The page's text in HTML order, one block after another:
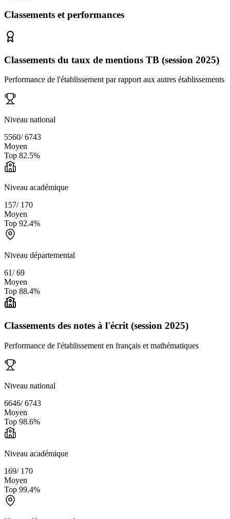
Classements et performances
Classements du taux de mentions TB (session 2025)
Performance de l'établissement par rapport aux autres établissements
Niveau national
5560/6743
Moyen
Top 82.5%
Niveau académique
157/ 170
Moyen
Top 92.4%
Niveau départemental
61/69
Moyen
Top 88.4%
Classements des notes à l'écrit (session 2025)
Performance de l'établissement en français et mathématiques
Niveau national
6646/6743
Moyen
Top 98.6%
Niveau académique
169/ 170
Moyen
Top 99.4%